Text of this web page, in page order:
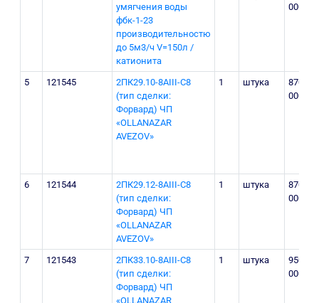
умягчения воды
фбк-1-23
производительностю
до 5м3/ч V=150л /
катионита
000
5 121545
2ПК29.10-8AIII-С8
(тип сделки:
Форвард) ЧП
«OLLANAZAR
AVEZOV»
1 штука
870
000
6 121544
2ПК29.12-8AIII-С8
(тип сделки:
Форвард) ЧП
«OLLANAZAR
AVEZOV»
1 штука
870
000
7 121543
2ПК33.10-8AIII-С8
(тип сделки:
Форвард) ЧП
«OLLANAZAR
1 штука
950
000